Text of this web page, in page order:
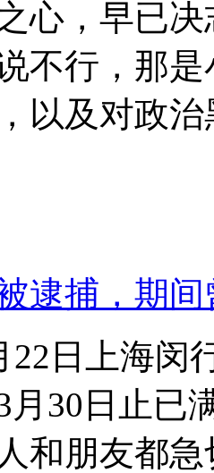
心，早已
不行，那
以及对政
逮捕，期
22日上海
月30日止已
和朋友都